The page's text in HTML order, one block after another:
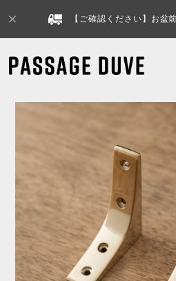
【ご確認ください】お盆